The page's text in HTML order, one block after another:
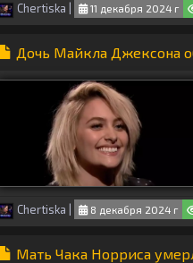
Chertiska 11 декабря 2024 г
Дочь Майкла Джексона
Chertiska 8 декабря 2024 г
Мать Чака Норриса